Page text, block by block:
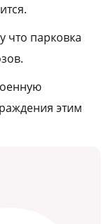
что парковка
этим